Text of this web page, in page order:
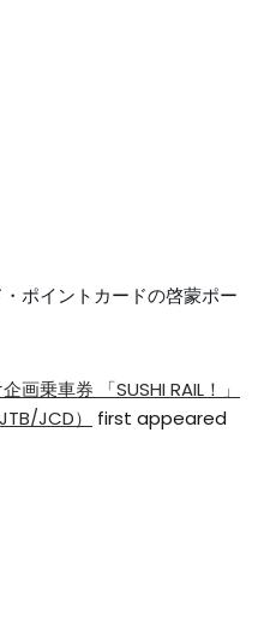
ポイントカードの啓蒙ポー
画乗車券 「SUSHI RAIL！」
JCD）
first appeared